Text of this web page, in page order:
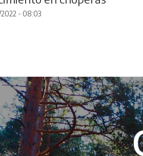
2022 - 08:03